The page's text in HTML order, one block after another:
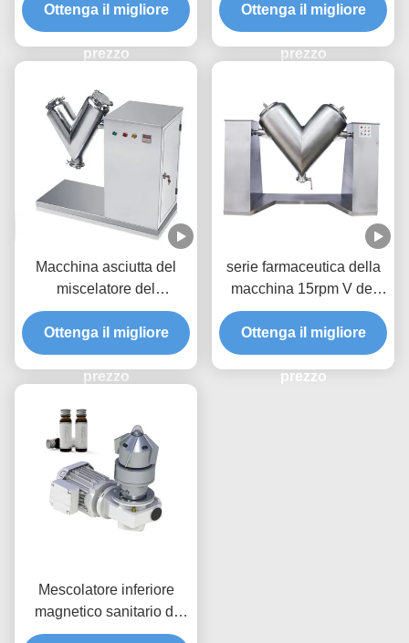
dell'asse X per operazioni
precise del miscelatore
del bidone
Ottenga il migliore
prezzo
alimentare
Ottenga il migliore
prezzo
Macchina asciutta del
miscelatore del
miscelatore della farina
della polvere di forma di v
per i prodotti farmaceutici
Ottenga il migliore
prezzo
serie farmaceutica della
macchina 15rpm V del
miscelatore della polvere
del barilotto 180L
Ottenga il migliore
prezzo
Mescolatore inferiore
magnetico sanitario di
acciaio inossidabile